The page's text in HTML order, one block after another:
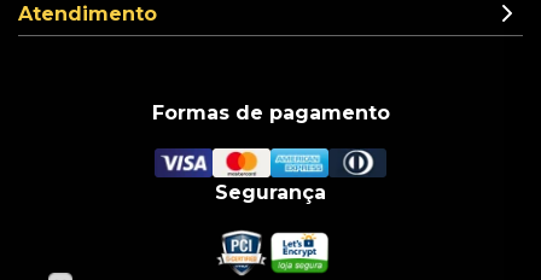
Atendimento
Formas de pagamento
Segurança